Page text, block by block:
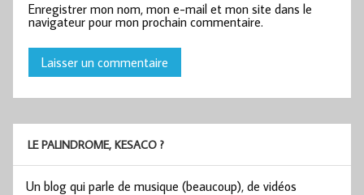
Enregistrer mon nom, mon e-mail et mon site dans le
navigateur pour mon prochain commentaire.
LE PALINDROME, KESACO ?
Un blog qui parle de musique (beaucoup), de vidéos